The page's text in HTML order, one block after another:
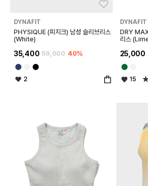
DYNAFIT
PHYSIQUE (피지크) 남성 슬리브리스
(White)
35,400 59,000 40%
2
DYNAFIT
DRY
리스
25,000
15